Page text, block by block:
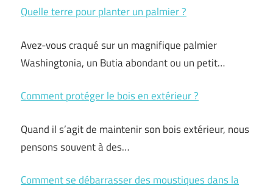
Quelle terre pour planter un palmier ?
Avez-vous craqué sur un magnifique palmier
Washingtonia, un Butia abondant ou un petit…
Comment protéger le bois en extérieur ?
Quand il s’agit de maintenir son bois extérieur, nous
pensons souvent à des…
Comment se débarrasser des moustiques dans la